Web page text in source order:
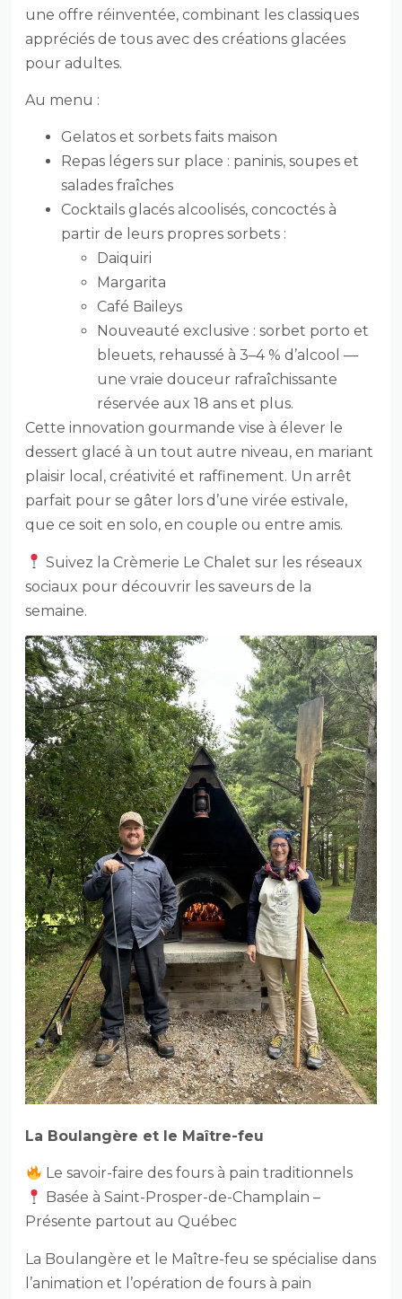
une offre réinventée, combinant les classiques
appréciés de tous avec des créations glacées
pour adultes.
Au menu :
Gelatos et sorbets faits maison
Repas légers sur place : paninis, soupes et
salades fraîches
Cocktails glacés alcoolisés, concoctés à
partir de leurs propres sorbets :
Daiquiri
Margarita
Café Baileys
Nouveauté exclusive : sorbet porto et
bleuets, rehaussé à 3–4 % d’alcool —
une vraie douceur rafraîchissante
réservée aux 18 ans et plus.
Cette innovation gourmande vise à élever le
dessert glacé à un tout autre niveau, en mariant
plaisir local, créativité et raffinement. Un arrêt
parfait pour se gâter lors d’une virée estivale,
que ce soit en solo, en couple ou entre amis.
Suivez la Crèmerie Le Chalet sur les réseaux
sociaux pour découvrir les saveurs de la
semaine.
La Boulangère et le Maître-feu
Le savoir-faire des fours à pain traditionnels
Basée à Saint-Prosper-de-Champlain –
Présente partout au Québec
La Boulangère et le Maître-feu se spécialise dans
l’animation et l’opération de fours à pain